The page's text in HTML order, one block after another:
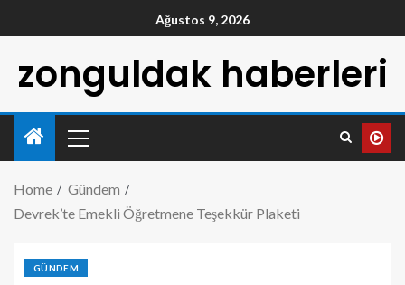
Ağustos 9, 2026
zonguldak haberleri
Home
Gündem
Devrek’te Emekli Öğretmene Teşekkür Plaketi
GÜNDEM